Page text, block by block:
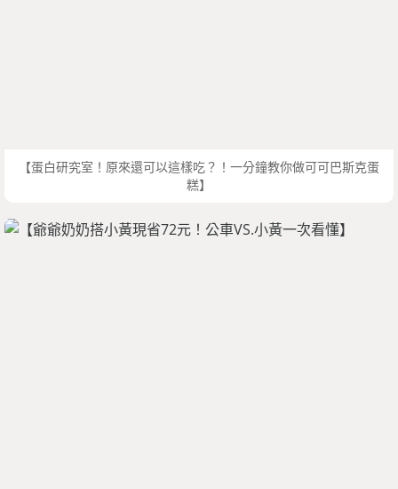
【蛋白研究室！原來還可以這樣吃？！一分鐘教你做可可巴斯克蛋
糕】